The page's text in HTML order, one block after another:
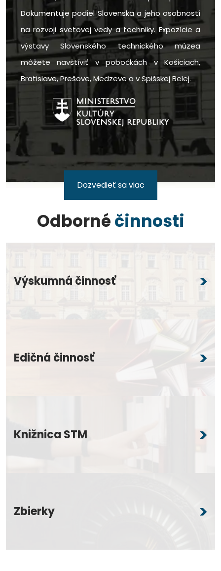
Dokumentuje podiel Slovenska a jeho osobností
na rozvoji svetovej vedy a techniky. Expozície a
výstavy Slovenského technického múzea
môžete navštíviť v pobočkách v Košiciach,
Bratislave, Prešove, Medzeve a v Spišskej Belej.
Dozvedieť sa viac
Odbornéčinnosti
Výskumná činnosť
Edičná činnosť
Knižnica STM
Zbierky